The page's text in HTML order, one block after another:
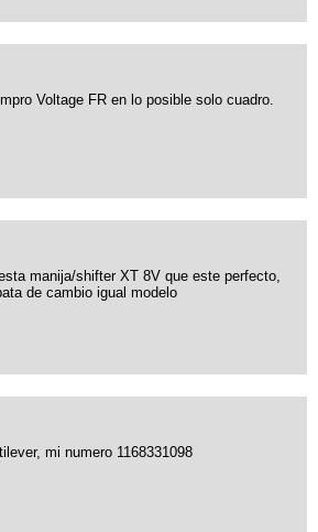
Voltage FR en lo posible solo cuadro.
manija/shifter XT 8V que este perfecto,
de cambio igual modelo
mi numero 1168331098